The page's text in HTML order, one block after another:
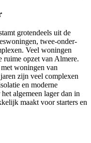
grotendeels uit de
twee-onder-
Veel woningen
ruime opzet van Almere.
woningen van
zijn veel complexen
en moderne
algemeen lager dan in
maakt voor starters en